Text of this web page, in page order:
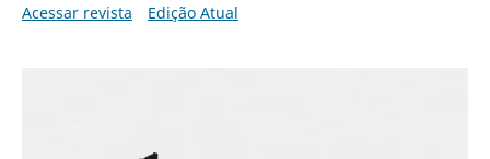
Acessar revista
Edição Atual